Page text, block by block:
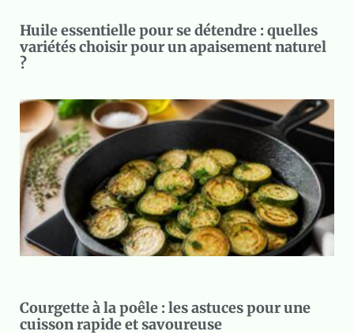
Huile essentielle pour se détendre : quelles
variétés choisir pour un apaisement naturel
?
Courgette à la poêle : les astuces pour une
cuisson rapide et savoureuse